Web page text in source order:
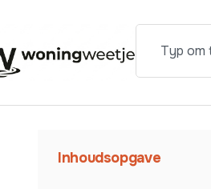
Inhoudsopgave